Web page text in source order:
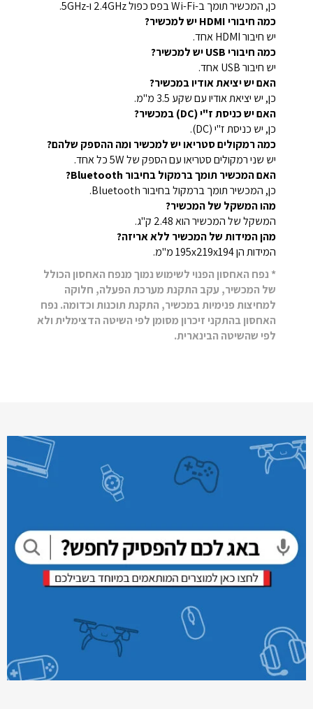
כן, המכשיר תומך ב-Wi-Fi בפס כפול 2.4GHz ו-5GHz.
כמה חיבורי HDMI יש למכשיר?
יש חיבור HDMI אחד.
כמה חיבורי USB יש למכשיר?
יש חיבור USB אחד.
האם יש יציאת אודיו במכשיר?
כן, יש יציאת אודיו עם שקע 3.5 מ"מ.
האם יש כניסת ז"י (DC) במכשיר?
כן, יש כניסת ז"י (DC).
כמה רמקולים סטריאו יש למכשיר ומה ההספק שלהם?
יש שני רמקולים סטריאו עם הספק של 5W כל אחד.
האם המכשיר תומך ברמקול בחיבור Bluetooth?
כן, המכשיר תומך ברמקול בחיבור Bluetooth.
מהו המשקל של המכשיר?
המשקל של המכשיר הוא 2.48 ק"ג.
מהן המידות של המכשיר ללא אריזה?
המידות הן 195x219x194 מ"מ.
* נפח האחסון הפנוי לשימוש נמוך מנפח האחסון הכולל
של המכשיר, עקב התקנת מערכת הפעלה, חלוקה
למחיצות פנימיות במכשיר, התקנת תוכנות וכדומה. נפח
האחסון בהתקני זיכרון מסומן לפי השיטה הדצימלית ולא
לפי שהשיטה הבינארית.